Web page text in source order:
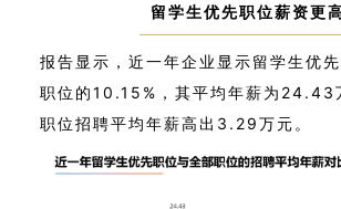
留学生优先职位薪资更
报告显示，近一年企业显示留学生优
职位的10.15%，其平均年薪为24.43
职位招聘平均年薪高出3.29万元。